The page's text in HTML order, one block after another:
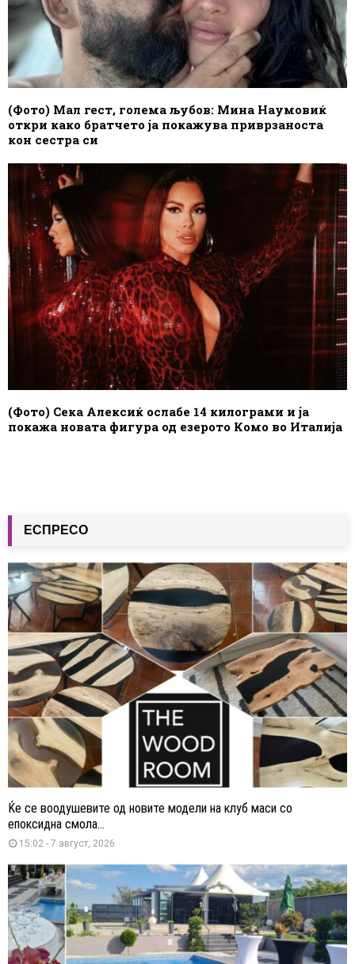
(Фото) Мал гест, голема љубов: Мина Наумовиќ
откри како братчето ја покажува приврзаноста
кон сестра си
(Фото) Сека Алексиќ ослабе 14 килограми и ја
покажа новата фигура од езерото Комо во Италија
ЕСПРЕСО
Ќе се воодушевите од новите модели на клуб маси со
епоксидна смола...
15:02 - 7 август, 2026